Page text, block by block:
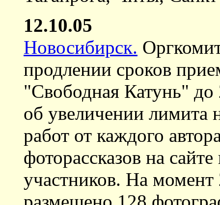
12.10.05
Новосибирск.
продлении сроков
"Свободная Катунь" до
об увеличении лимита
работ от каждого
фоторассказов на
участников. На момент